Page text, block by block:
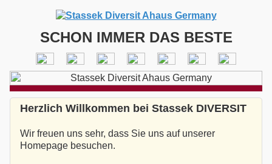
SCHON IMMER DAS BESTE
Herzlich Willkommen bei Stassek DIVERSIT
Wir freuen uns sehr, dass Sie uns auf unserer
Homepage besuchen.